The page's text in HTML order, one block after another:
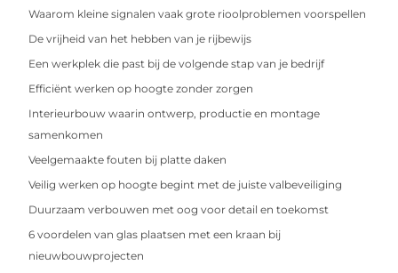
Waarom kleine signalen vaak grote rioolproblemen voorspellen
De vrijheid van het hebben van je rijbewijs
Een werkplek die past bij de volgende stap van je bedrijf
Efficiënt werken op hoogte zonder zorgen
Interieurbouw waarin ontwerp, productie en montage
samenkomen
Veelgemaakte fouten bij platte daken
Veilig werken op hoogte begint met de juiste valbeveiliging
Duurzaam verbouwen met oog voor detail en toekomst
6 voordelen van glas plaatsen met een kraan bij
nieuwbouwprojecten